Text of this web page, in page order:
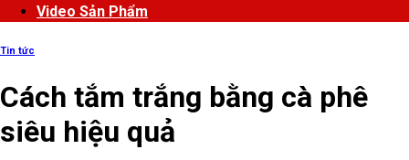
Video Sản Phẩm
Tin tức
Cách tắm trắng bằng cà phê
siêu hiệu quả